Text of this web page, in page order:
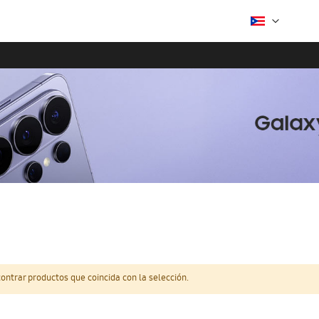
productos que coincida con la selección.